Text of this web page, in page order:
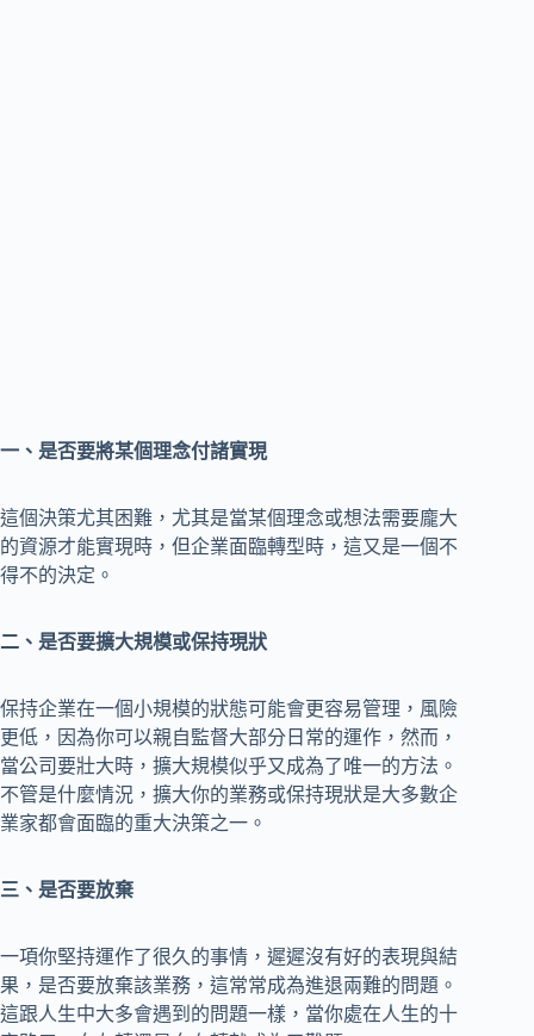
一、是否要將某個理念付諸實現
這個決策尤其困難，尤其是當某個理念或想法需要龐大
的資源才能實現時，但企業面臨轉型時，這又是一個不
得不的決定。
二、是否要擴大規模或保持現狀
保持企業在一個小規模的狀態可能會更容易管理，風險
更低，因為你可以親自監督大部分日常的運作，然而，
當公司要壯大時，擴大規模似乎又成為了唯一的方法。
不管是什麼情況，擴大你的業務或保持現狀是大多數企
業家都會面臨的重大決策之一。
三、是否要放棄
一項你堅持運作了很久的事情，遲遲沒有好的表現與結
果，是否要放棄該業務，這常常成為進退兩難的問題。
這跟人生中大多會遇到的問題一樣，當你處在人生的十